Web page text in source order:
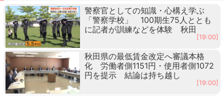
警察官としての知識・心構え学ぶ
「警察学校」 100期生75人ととも
に記者が訓練などを体験 秋田
[19:00]
秋田県の最低賃金改定へ審議本格
化 労働者側1151円・使用者側1072
円を提示 結論は持ち越し
[19:00]